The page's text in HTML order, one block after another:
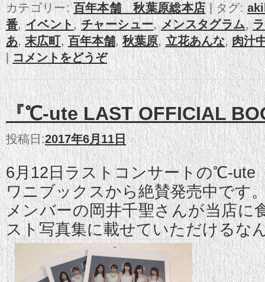
カテゴリー: 百年本舗 秋葉原総本店 |タグ:
番,イベント,チャーシュー,メンスタグラム,
あ,末広町,百年本舗,秋葉原,立花あんな,肉汁
|コメントをどうぞ
『℃-ute LAST OFFICIAL
投稿日:2017年6月11日
6月12日ラストコンサートの℃-ute
ワニブックスから絶賛発売中です
メンバーの岡井千聖さんが当店に
スト写真集に載せていただけるな